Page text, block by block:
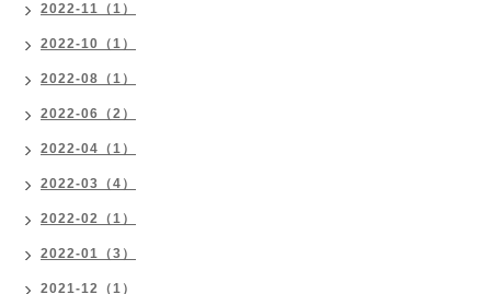
2022-11（1）
2022-10（1）
2022-08（1）
2022-06（2）
2022-04（1）
2022-03（4）
2022-02（1）
2022-01（3）
2021-12（1）